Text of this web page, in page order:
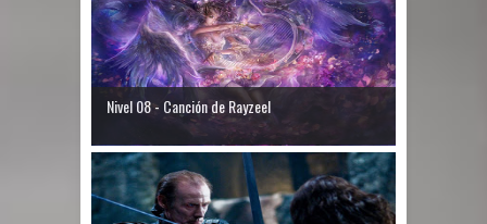
Nivel 08 - Canción de Rayzeel